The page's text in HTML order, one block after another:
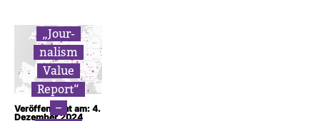
„Jour­
na­lism
Value
Report“
–
Veröffentlicht am: 4.
Dezember 2024